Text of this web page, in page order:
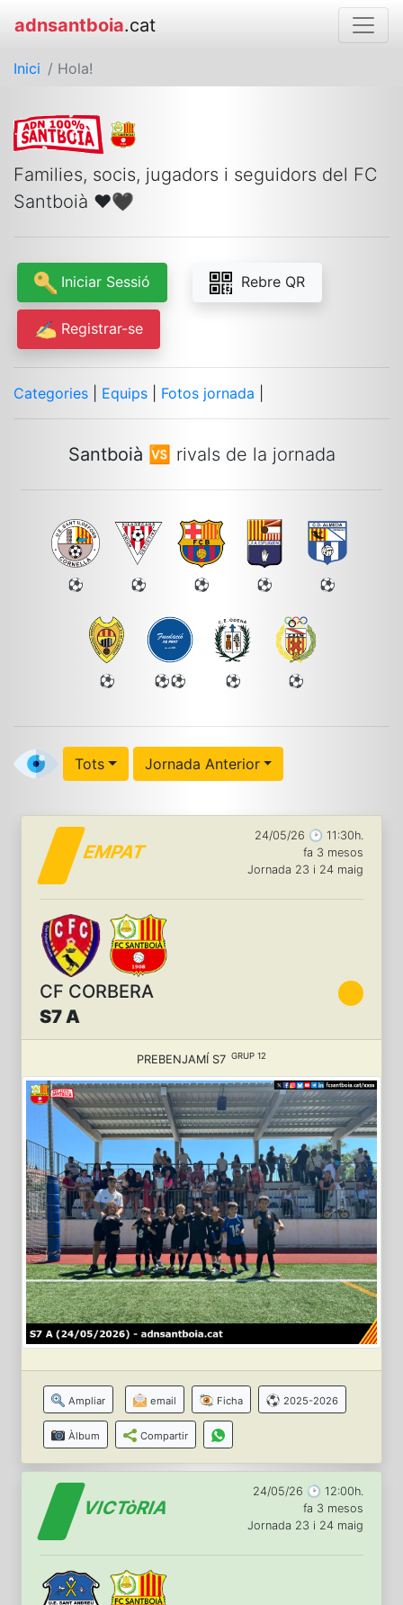
adnsantboia.cat
Inici / Hola!
Families, socis, jugadors i seguidors del FC
Santboià ❤🖤 ️
Iniciar Sessió Rebre QR
Registrar-se
Categories Equips Fotos jornada
Santboià 🆚 rivals de la jornada
⚽ ⚽ ⚽ ⚽ ⚽
⚽ ⚽⚽ ⚽ ⚽
Tots Jornada Anterior
EMPAT
24/05/26 🕑 11:30h.
fa 3 mesos
Jornada 23 i 24 maig
CF CORBERA
S7 A
PREBENJAMÍ S7 GRUP 12
Ampliar email Ficha 2025-2026
Àlbum Compartir
VICTòRIA
24/05/26 🕑 12:00h.
fa 3 mesos
Jornada 23 i 24 maig